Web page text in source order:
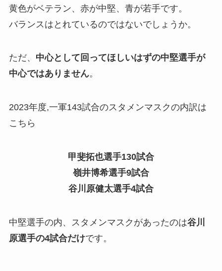
黄色がベテラン、 赤が中堅、 青が若手です。
バランスはとれているのではないでしょうか。
ただ、 中心として回ってほしいはずの中堅選手が
中心ではありません。
2023年度,一軍143試合のスタメンマスクの内訳は
こちら
甲斐拓也選手130試合
嶺井博希選手9試合
谷川原健太選手4試合
中堅選手の内、スタメンマスクがあったのは谷川
原選手の4試合だけです。